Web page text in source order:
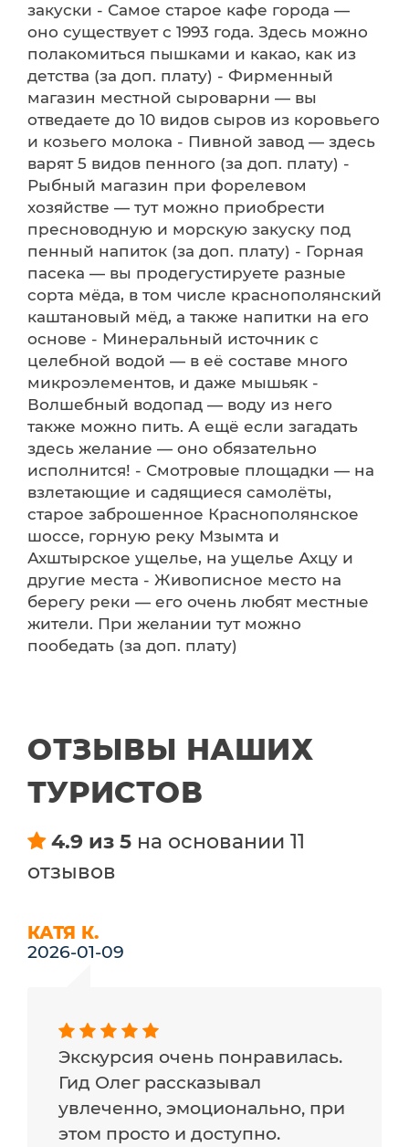
закуски - Самое старое кафе города —
оно существует с 1993 года. Здесь можно
полакомиться пышками и какао, как из
детства (за доп. плату) - Фирменный
магазин местной сыроварни — вы
отведаете до 10 видов сыров из коровьего
и козьего молока - Пивной завод — здесь
варят 5 видов пенного (за доп. плату) -
Рыбный магазин при форелевом
хозяйстве — тут можно приобрести
пресноводную и морскую закуску под
пенный напиток (за доп. плату) - Горная
пасека — вы продегустируете разные
сорта мёда, в том числе краснополянский
каштановый мёд, а также напитки на его
основе - Минеральный источник с
целебной водой — в её составе много
микроэлементов, и даже мышьяк -
Волшебный водопад — воду из него
также можно пить. А ещё если загадать
здесь желание — оно обязательно
исполнится! - Смотровые площадки — на
взлетающие и садящиеся самолёты,
старое заброшенное Краснополянское
шоссе, горную реку Мзымта и
Ахштырское ущелье, на ущелье Ахцу и
другие места - Живописное место на
берегу реки — его очень любят местные
жители. При желании тут можно
пообедать (за доп. плату)
ОТЗЫВЫ НАШИХ
ТУРИСТОВ
4.9 из 5 на основании 11
отзывов
КАТЯ К.
2026-01-09
Экскурсия очень понравилась.
Гид Олег рассказывал
увлеченно, эмоционально, при
этом просто и доступно.